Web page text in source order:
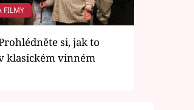
FILMY
si, jak to
klasickém vinném